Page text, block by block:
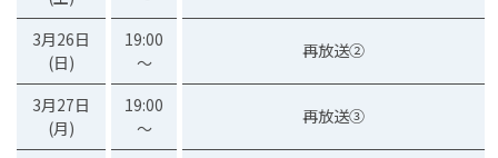
3月26日
(日)
19:00
～
再放送②
3月27日
(月)
19:00
～
再放送③